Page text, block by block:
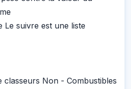
Le suivre est une liste
classeurs Non - Combustibles